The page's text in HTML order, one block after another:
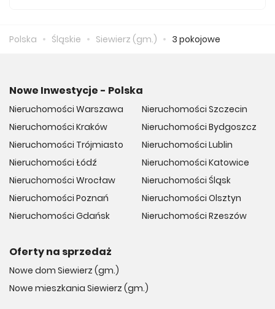
Polska Śląskie Siewierz (gm.) 3 pokojowe
Nowe Inwestycje - Polska
Nieruchomości Warszawa
Nieruchomości Kraków
Nieruchomości Trójmiasto
Nieruchomości Łódź
Nieruchomości Wrocław
Nieruchomości Poznań
Nieruchomości Gdańsk
Nieruchomości Szczecin
Nieruchomości Bydgoszcz
Nieruchomości Lublin
Nieruchomości Katowice
Nieruchomości Śląsk
Nieruchomości Olsztyn
Nieruchomości Rzeszów
Oferty na sprzedaż
Nowe dom Siewierz (gm.)
Nowe mieszkania Siewierz (gm.)